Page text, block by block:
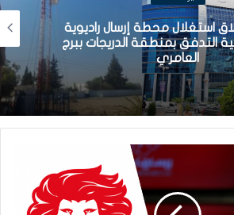
استغلال محطة إرسال راديوية
التدفق بمنطقة الدريجات ببرج
العامري